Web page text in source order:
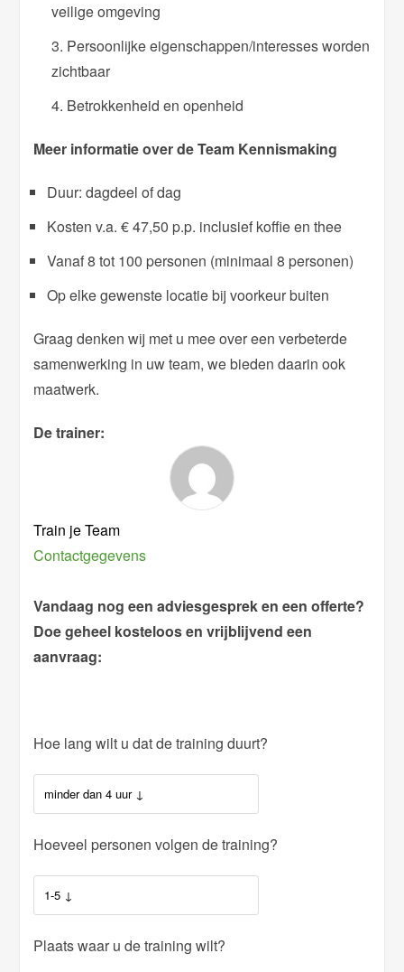
veilige omgeving
Persoonlijke eigenschappen/interesses worden
zichtbaar
Betrokkenheid en openheid
Meer informatie over de Team Kennismaking
Duur: dagdeel of dag
Kosten v.a. € 47,50 p.p. inclusief koffie en thee
Vanaf 8 tot 100 personen (minimaal 8 personen)
Op elke gewenste locatie bij voorkeur buiten
Graag denken wij met u mee over een verbeterde
samenwerking in uw team, we bieden daarin ook
maatwerk.
De trainer:
Train je Team
Contactgegevens
Vandaag nog een adviesgesprek en een offerte?
Doe geheel kosteloos en vrijblijvend een
aanvraag:
Hoe lang wilt u dat de training duurt?
Hoeveel personen volgen de training?
Plaats waar u de training wilt?